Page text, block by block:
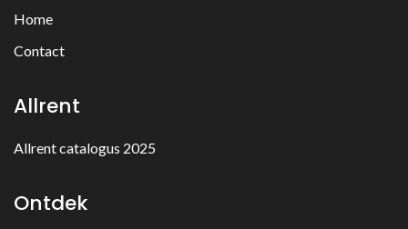
Home
Contact
Allrent
Allrent catalogus 2025
Ontdek